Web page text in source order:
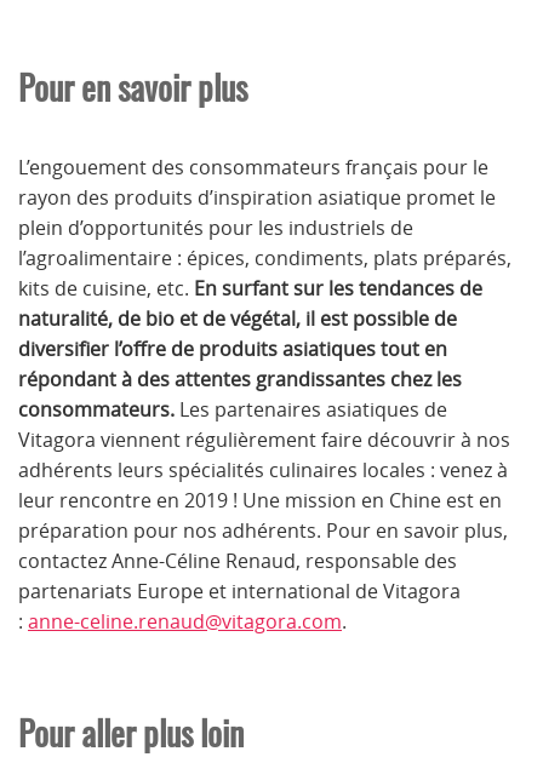
Pour en savoir plus
L’engouement des consommateurs français pour le
rayon des produits d’inspiration asiatique promet le
plein d’opportunités pour les industriels de
l’agroalimentaire : épices, condiments, plats préparés,
kits de cuisine, etc. En surfant sur les tendances de
naturalité, de bio et de végétal, il est possible de
diversifier l’offre de produits asiatiques tout en
répondant à des attentes grandissantes chez les
consommateurs. Les partenaires asiatiques de
Vitagora viennent régulièrement faire découvrir à nos
adhérents leurs spécialités culinaires locales : venez à
leur rencontre en 2019 ! Une mission en Chine est en
préparation pour nos adhérents. Pour en savoir plus,
contactez Anne-Céline Renaud, responsable des
partenariats Europe et international de Vitagora
: anne-celine.renaud@vitagora.com.
Pour aller plus loin